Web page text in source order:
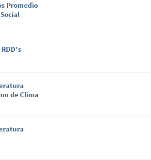
Promedio
de Clima